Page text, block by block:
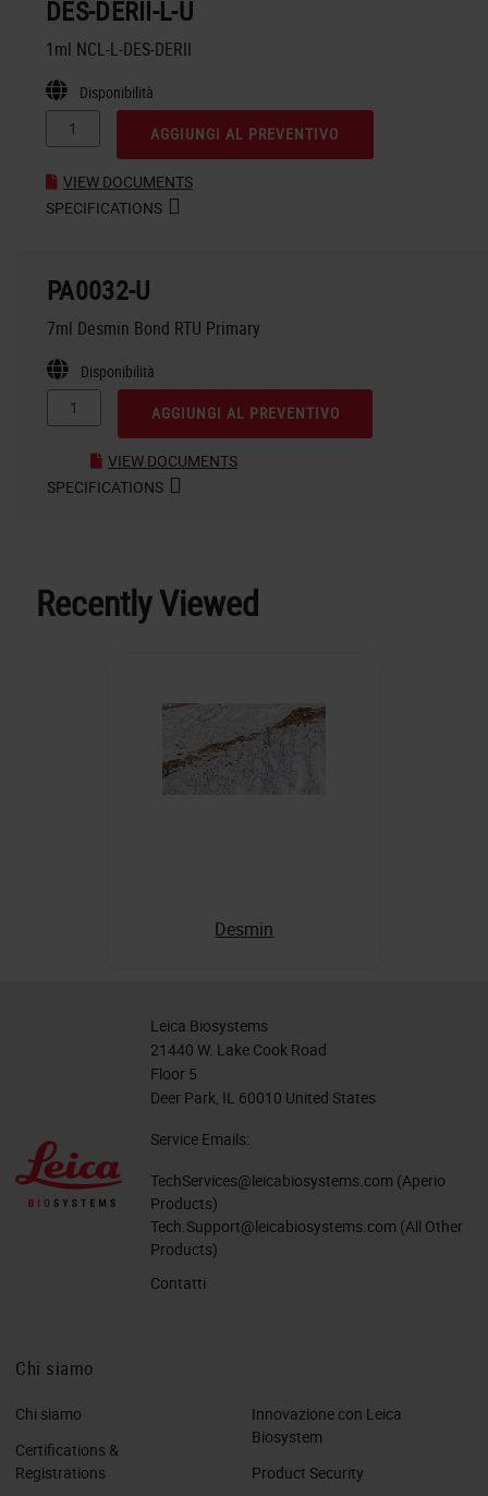
DES-DERII-L-U
1ml NCL-L-DES-DERII
Disponibilità
AGGIUNGI AL PREVENTIVO
VIEW DOCUMENTS
SPECIFICATIONS
PA0032-U
7ml Desmin Bond RTU Primary
Disponibilità
AGGIUNGI AL PREVENTIVO
VIEW DOCUMENTS
SPECIFICATIONS
Recently Viewed
Desmin
Leica Biosystems
21440 W. Lake Cook Road
Floor 5
Deer Park, IL 60010 United States
Service Emails:
TechServices@leicabiosystems.com (Aperio
Products)
Tech.Support@leicabiosystems.com (All Other
Products)
Contatti
Chi siamo
Chi siamo
Certifications &
Registrations
Innovazione con Leica
Biosystem
Product Security